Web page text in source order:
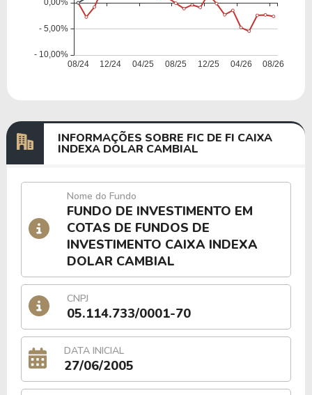
INFORMAÇÕES SOBRE FIC DE FI CAIXA
INDEXA DOLAR CAMBIAL
Nome do Fundo
FUNDO DE INVESTIMENTO EM
COTAS DE FUNDOS DE
INVESTIMENTO CAIXA INDEXA
DOLAR CAMBIAL
CNPJ
05.114.733/0001-70
DATA INICIAL
27/06/2005